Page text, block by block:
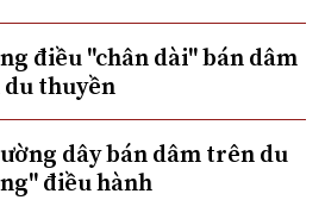
điều "chân dài" bán dâm
thuyền
dây bán dâm trên du
điều hành